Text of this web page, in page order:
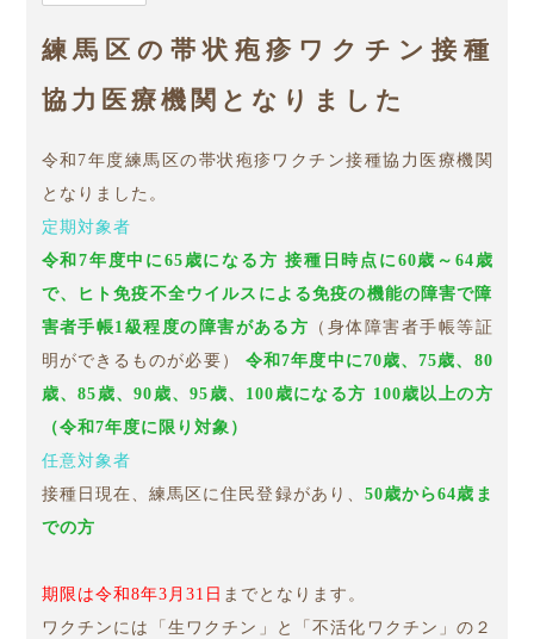
練馬区の帯状疱疹ワクチン接種
協力医療機関となりました
令和7年度練馬区の帯状疱疹ワクチン接種協力医療機関
となりました。
定期対象者
令和7年度中に65歳になる方 接種日時点に60歳～64歳
で、ヒト免疫不全ウイルスによる免疫の機能の障害で障
害者手帳1級程度の障害がある方 （身体障害者手帳等証
明ができるものが必要）
令和7年度中に70歳、75歳、80
歳、85歳、90歳、95歳、100歳になる方 100歳以上の方
（令和7年度に限り対象）
任意対象者
接種日現在、練馬区に住民登録があり、 50歳から64歳ま
での方
期限は令和8年3月31日 までとなります。
ワクチンには「生ワクチン」と「不活化ワクチン」の２